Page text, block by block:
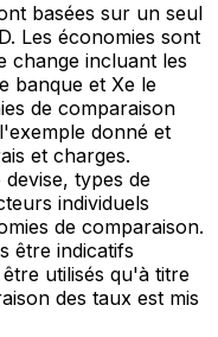
basées sur un seul
Les économies sont
change incluant les
banque et Xe le
de comparaison
donné et
et charges.
types de
individuels
de comparaison.
être indicatifs
utilisés qu'à titre
des taux est mis